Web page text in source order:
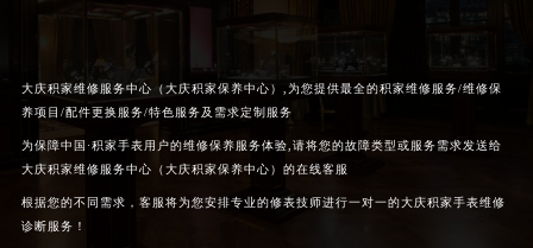
大庆积家维修服务中心（大庆积家保养中心）,为您提供最全的积家维修服务/维修保
养项目/配件更换服务/特色服务及需求定制服务
为保障中国·积家手表用户的维修保养服务体验,请将您的故障类型或服务需求发送给
大庆积家维修服务中心（大庆积家保养中心）的在线客服
根据您的不同需求，客服将为您安排专业的修表技师进行一对一的大庆积家手表维修
诊断服务！